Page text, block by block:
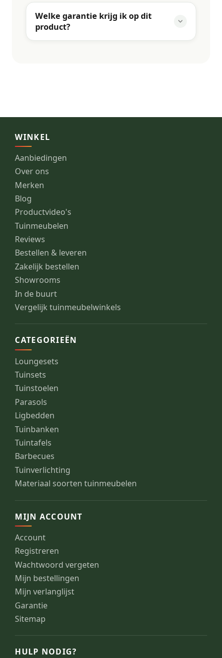
Welke garantie krijg ik op dit
product?
WINKEL
Aanbiedingen
Over ons
Merken
Blog
Productvideo's
Tuinmeubelen
Reviews
Bestellen & leveren
Zakelijk bestellen
Showrooms
In de buurt
Vergelijk tuinmeubelwinkels
CATEGORIEËN
Loungesets
Tuinsets
Tuinstoelen
Parasols
Ligbedden
Tuinbanken
Tuintafels
Barbecues
Tuinverlichting
Materiaal soorten tuinmeubelen
MIJN ACCOUNT
Account
Registreren
Wachtwoord vergeten
Mijn bestellingen
Mijn verlanglijst
Garantie
Sitemap
HULP NODIG?